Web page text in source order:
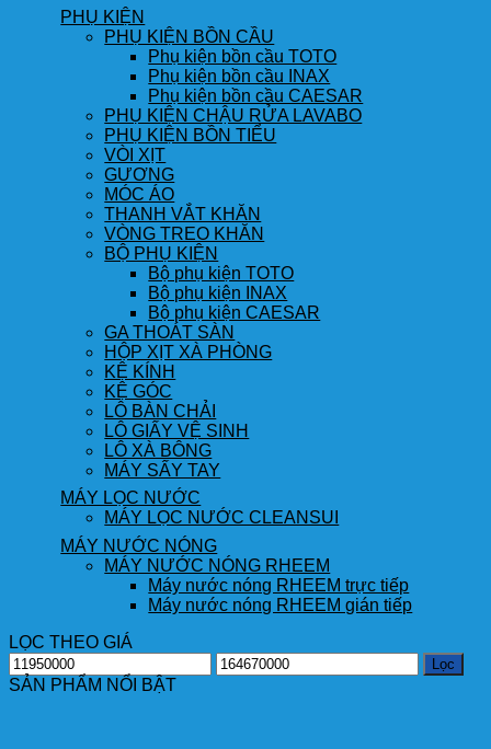
PHỤ KIỆN
PHỤ KIỆN BỒN CẦU
Phụ kiện bồn cầu TOTO
Phụ kiện bồn cầu INAX
Phụ kiện bồn cầu CAESAR
PHỤ KIỆN CHẬU RỬA LAVABO
PHỤ KIỆN BỒN TIỂU
VÒI XỊT
GƯƠNG
MÓC ÁO
THANH VẮT KHĂN
VÒNG TREO KHĂN
BỘ PHỤ KIỆN
Bộ phụ kiện TOTO
Bộ phụ kiện INAX
Bộ phụ kiện CAESAR
GA THOÁT SÀN
HỘP XỊT XÀ PHÒNG
KỆ KÍNH
KỆ GÓC
LÔ BÀN CHẢI
LÔ GIẤY VỆ SINH
LÔ XÀ BÔNG
MÁY SẤY TAY
MÁY LỌC NƯỚC
MÁY LỌC NƯỚC CLEANSUI
MÁY NƯỚC NÓNG
MÁY NƯỚC NÓNG RHEEM
Máy nước nóng RHEEM trực tiếp
Máy nước nóng RHEEM gián tiếp
LỌC THEO GIÁ
Giá
thấp
Giá
cao
Lọc
SẢN PHẨM NỔI BẬT